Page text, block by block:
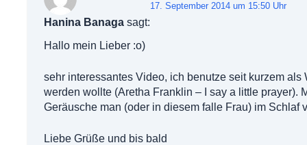
Hanina Banaga sagt:
17. September 2014 um 15:50 Uhr
Hallo mein Lieber :o)
sehr interessantes Video, ich benutze seit kurzem
werden wollte (Aretha Franklin – I say a little prayer).
Geräusche man (oder in diesem falle Frau) im Schlaf
Liebe Grüße und bis bald